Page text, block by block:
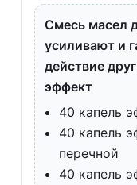
Смесь масел
усиливают и
действие
эффект
40 капель
40 капель
перечной
40 капель